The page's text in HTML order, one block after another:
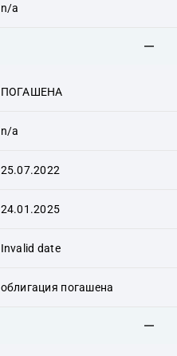
n/a
ПОГАШЕНА
n/a
25.07.2022
24.01.2025
Invalid date
облигация погашена